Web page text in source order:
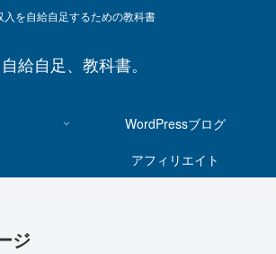
入を自給自足するための教科書
自給自足、教科書。
WordPressブログ
アフィリエイト
ジ